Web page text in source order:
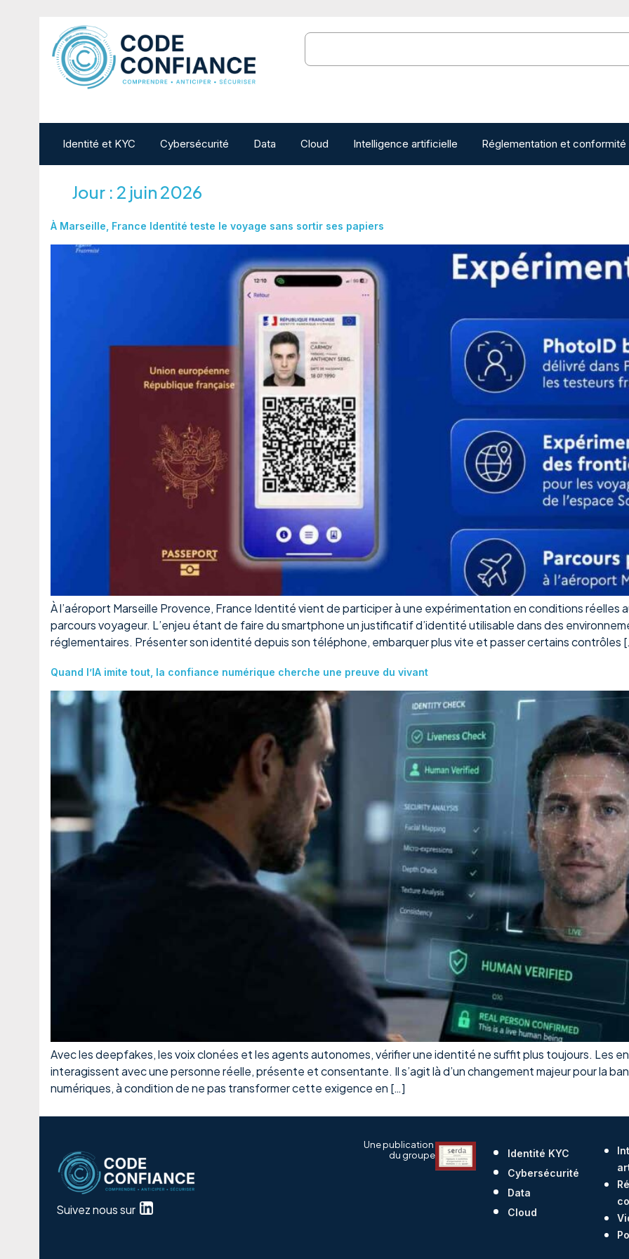
Identité et KYC Cybersécurité Data Cloud Intelligence artificielle Réglementation et conformité
Jour : 2 juin 2026
À Marseille, France Identité teste le voyage sans sortir ses papiers
À l’aéroport Marseille Provence, France Identité vient de participer à une expérimentation en conditions réelles
parcours voyageur. L’enjeu étant de faire du smartphone un justificatif d’identité utilisable dans des
réglementaires. Présenter son identité depuis son téléphone, embarquer plus vite et passer certains contrôles
Quand l’IA imite tout, la confiance numérique cherche une preuve du vivant
Avec les deepfakes, les voix clonées et les agents autonomes, vérifier une identité ne suffit plus toujours. Les
interagissent avec une personne réelle, présente et consentante. Il s’agit là d’un changement majeur pour la
numériques, à condition de ne pas transformer cette exigence en […]
Suivez nous sur
Une publication
du groupe
Identité KYC
Cybersécurité
Data
Cloud